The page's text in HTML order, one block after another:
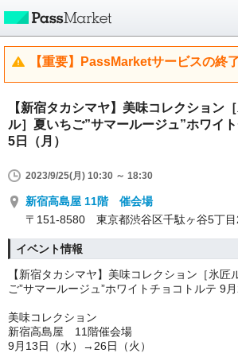
【重要】PassMarketサービスの終
【新宿タカシマヤ】美味コレクション
ル］夏いちご”サマールージュ”ホワイ
5日（月）
2023/9/25(月) 10:30 ～ 18:30
新宿高島屋 11階 催会場
〒151-8580 東京都渋谷区千駄ヶ谷5丁
イベント情報
【新宿タカシマヤ】美味コレクション［氷匠
ご”サマールージュ”ホワイトチョコトルテ 9月
美味コレクション
新宿高島屋 11階催会場
9月13日（水）→26日（火）